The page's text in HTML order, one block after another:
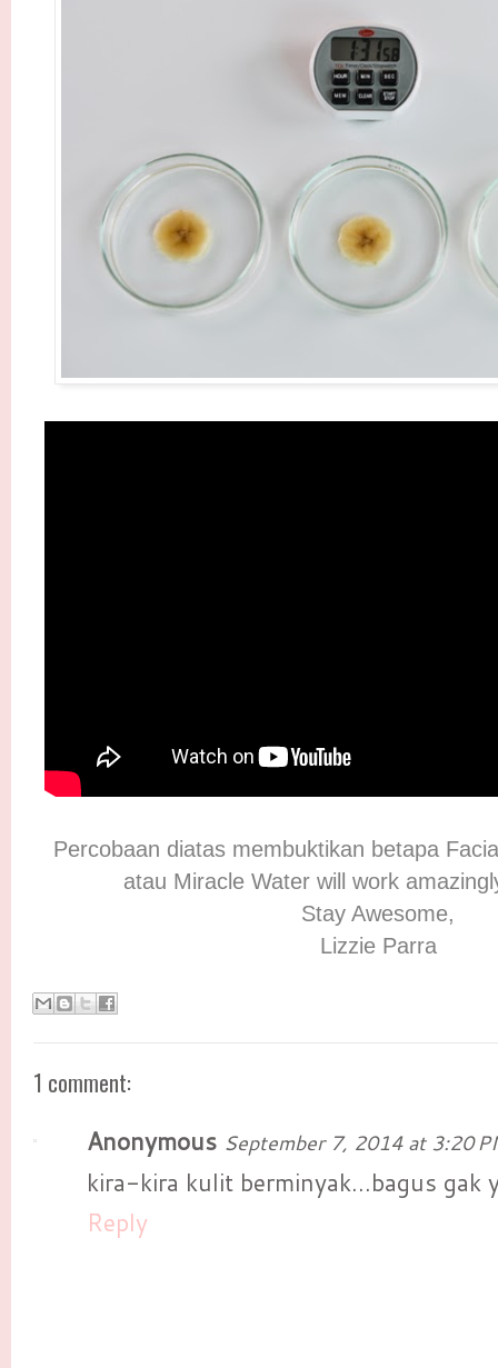
Percobaan diatas membuktikan betapa
atau Miracle Water will work
Stay Awesome,
Lizzie Parra
1 comment:
Anonymous September 7, 2014 at 3:20
kira-kira kulit berminyak...bagus gak
Reply